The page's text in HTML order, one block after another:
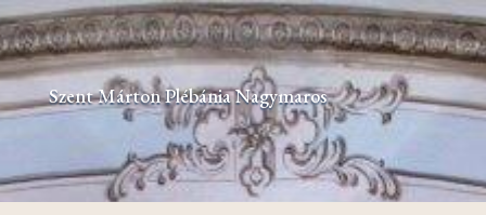
Szent Márton Plébánia Nagymaros